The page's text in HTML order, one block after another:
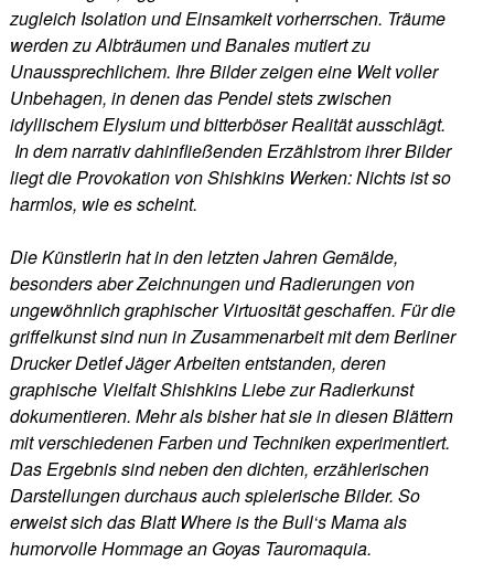
zugleich Isolation und Einsamkeit vorherrschen. Träume
werden zu Albträumen und Banales mutiert zu
Unaussprechlichem. Ihre Bilder zeigen eine Welt voller
Unbehagen, in denen das Pendel stets zwischen
idyllischem Elysium und bitterböser Realität ausschlägt.
In dem narrativ dahinfließenden Erzählstrom ihrer Bilder
liegt die Provokation von Shishkins Werken: Nichts ist so
harmlos, wie es scheint.
Die Künstlerin hat in den letzten Jahren Gemälde,
besonders aber Zeichnungen und Radierungen von
ungewöhnlich graphischer Virtuosität geschaffen. Für die
griffelkunst sind nun in Zusammenarbeit mit dem Berliner
Drucker Detlef Jäger Arbeiten entstanden, deren
graphische Vielfalt Shishkins Liebe zur Radierkunst
dokumentieren. Mehr als bisher hat sie in diesen Blättern
mit verschiedenen Farben und Techniken experimentiert.
Das Ergebnis sind neben den dichten, erzählerischen
Darstellungen durchaus auch spielerische Bilder. So
erweist sich das Blatt Where is the Bull‘s Mama als
humorvolle Hommage an Goyas Tauromaquia.